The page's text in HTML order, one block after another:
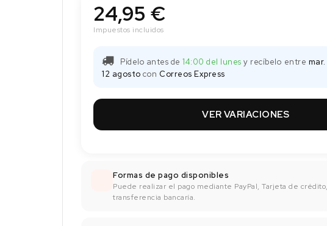
24,95 €
Impuestos incluidos
Pídelo antes de 14:00 del lunes y recíbelo entre
12 agosto con Correos Express
VER VARIACIONES
Formas de pago disponibles
Puede realizar el pago mediante PayPal, Tarjeta de
transferencia bancaría.